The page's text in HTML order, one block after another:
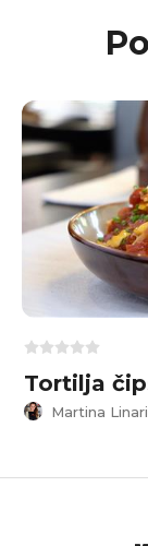
Tortilja
Martina